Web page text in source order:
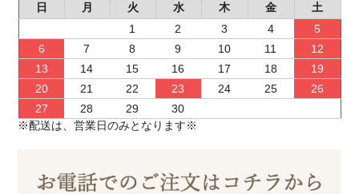
日
月 火 水 木 金
土
1
2 3 4
5
6
7 8 9 10 11
12
13
14 15 16 17 18
19
20
21 22 23 24 25
26
27
28 29
30
※配送は、営業日のみとなります※